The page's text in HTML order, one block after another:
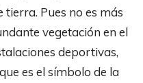
Pues no es más
vegetación en el
deportivas,
es el símbolo de la